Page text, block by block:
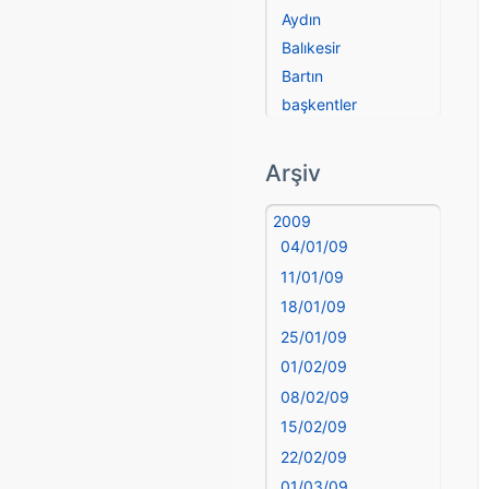
Aydın
Balıkesir
Bartın
başkentler
Bayburt
Bilecik
Bingöl
Bitlis
Bolu
Burdur
Bursa
Çanakkale
Çankırı
Çorum
Arşiv
2009
04/01/09
11/01/09
18/01/09
25/01/09
01/02/09
08/02/09
15/02/09
22/02/09